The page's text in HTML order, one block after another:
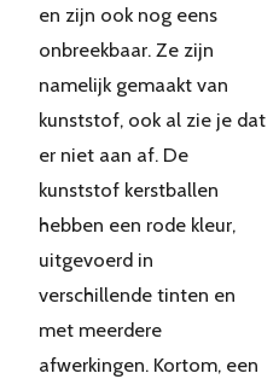
en zijn ook nog eens
onbreekbaar. Ze zijn
namelijk gemaakt van
kunststof, ook al zie je dat
er niet aan af. De
kunststof kerstballen
hebben een rode kleur,
uitgevoerd in
verschillende tinten en
met meerdere
afwerkingen. Kortom, een